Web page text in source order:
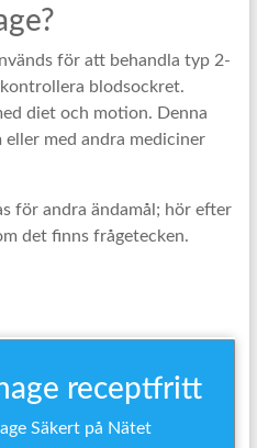
för att behandla typ 2-
blodsockret.
diet och motion. Denna
eller med andra mediciner
för andra ändamål; hör efter
det finns frågetecken.
receptfritt
Säkert på Nätet